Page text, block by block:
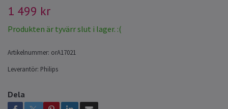
1 499 kr
Produkten är tyvärr slut i lager. :(
Artikelnummer: orA17021
Leverantör: Philips
Dela